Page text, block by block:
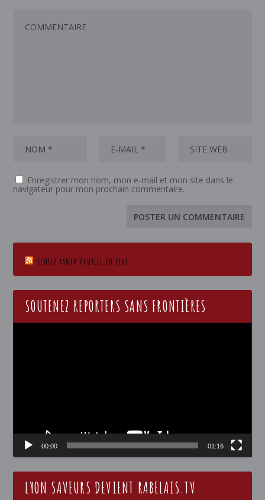
Enregistrer mon nom, mon e-mail et mon site dans le
navigateur pour mon prochain commentaire.
ECOTEZ RADIO PLURIEL EN LIVE
SOUTENEZ REPORTERS SANS FRONTIÈRES
00:00 01:16
LYON SAVEURS DEVIENT RABELAIS.TV